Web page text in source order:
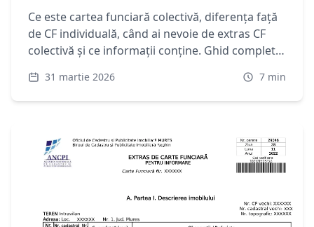
Ce este cartea funciară colectivă, diferența față
de CF individuală, când ai nevoie de extras CF
colectivă și ce informații conține. Ghid complet
31 martie 2026 7 min